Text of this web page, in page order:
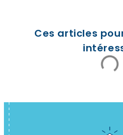
Ces articles